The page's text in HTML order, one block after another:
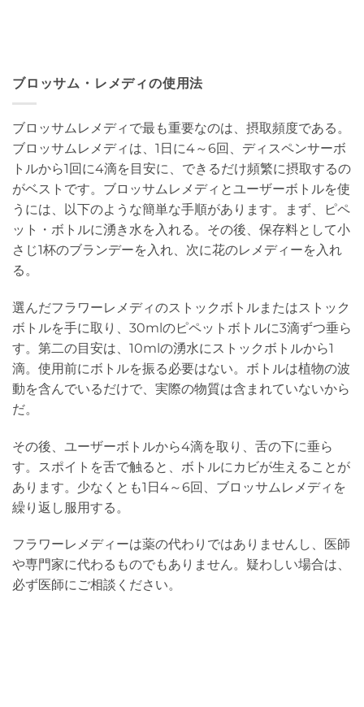
ブロッサム・レメディの使用法
ブロッサムレメディで最も重要なのは、摂取頻度である。
ブロッサムレメディは、1日に4～6回、ディスペンサーボ
トルから1回に4滴を目安に、できるだけ頻繁に摂取するの
がベストです。ブロッサムレメディとユーザーボトルを使
うには、以下のような簡単な手順があります。まず、ピペ
ット・ボトルに湧き水を入れる。その後、保存料として小
さじ1杯のブランデーを入れ、次に花のレメディーを入れ
る。
選んだフラワーレメディのストックボトルまたはストック
ボトルを手に取り、30mlのピペットボトルに3滴ずつ垂ら
す。第二の目安は、10mlの湧水にストックボトルから1
滴。使用前にボトルを振る必要はない。ボトルは植物の波
動を含んでいるだけで、実際の物質は含まれていないから
だ。
その後、ユーザーボトルから4滴を取り、舌の下に垂ら
す。スポイトを舌で触ると、ボトルにカビが生えることが
あります。少なくとも1日4～6回、ブロッサムレメディを
繰り返し服用する。
フラワーレメディーは薬の代わりではありませんし、医師
や専門家に代わるものでもありません。疑わしい場合は、
必ず医師にご相談ください。